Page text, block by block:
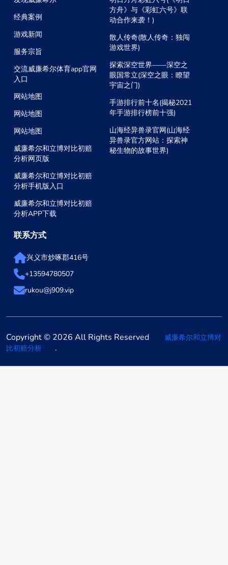
经典案例
游戏新闻
服务宗旨
交流威廉希尔体育app官网
入口
网站地图
网站地图
网站地图
威廉希尔和立博对比初赔
分析网页版
威廉希尔和立博对比初赔
分析手机版入口
威廉希尔和立博对比初赔
分析APP下载
方舟》与《彩虹六号》联
动合作来袭！)
散人传奇(散人传奇：独闯
游戏世界)
探索深空世界——深空之
眼国常立(深空之眼：瞭望
宇宙之门)
手游排行前十名(揭秘2021
年手游排行榜前十强)
山海经异兽录官网(山海经
异兽录官方网站：探索神
秘生物的故事世界)
联系方式
兴义市炒啄郡416号
+13594780507
rukou@j909.vip
Copyright © 2026 All Rights Reserved
威廉希尔和立博对
比初赔分析
.